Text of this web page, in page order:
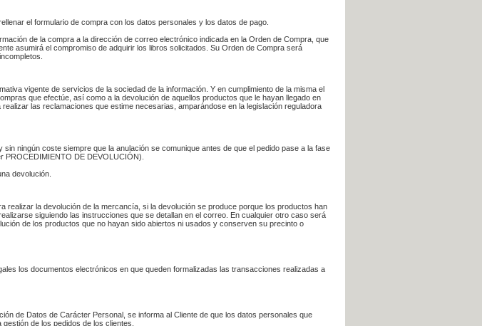
el formulario de compra con los datos personales y los datos de pago.
de la compra a la dirección de correo electrónico indicada en la Orden de Compra, que
asumirá el compromiso de adquirir los libros solicitados. Su Orden de Compra será
vigente de servicios de la sociedad de la información. Y en cumplimiento de la misma el
que efectúe, así como a la devolución de aquellos productos que le hayan llegado en
las reclamaciones que estime necesarias, amparándose en la legislación reguladora
ningún coste siempre que la anulación se comunique antes de que el pedido pase a la fase
PROCEDIMIENTO DE DEVOLUCIÓN).
devolución.
la devolución de la mercancía, si la devolución se produce porque los productos han
siguiendo las instrucciones que se detallan en el correo. En cualquier otro caso será
de los productos que no hayan sido abiertos ni usados y conserven su precinto o
los documentos electrónicos en que queden formalizadas las transacciones realizadas a
de Datos de Carácter Personal, se informa al Cliente de que los datos personales que
de los pedidos de los clientes.